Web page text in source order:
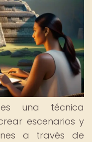
una técnica
escenarios y
a través de